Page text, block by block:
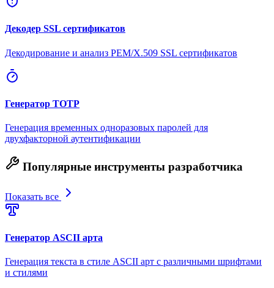
Декодер SSL сертификатов
Декодирование и анализ PEM/X.509 SSL сертификатов
Генератор TOTP
Генерация временных одноразовых паролей для
двухфакторной аутентификации
Популярные инструменты разработчика
Показать все
Генератор ASCII арта
Генерация текста в стиле ASCII арт с различными шрифтами
и стилями